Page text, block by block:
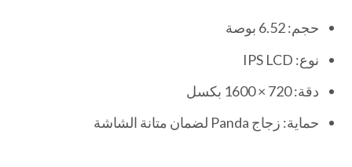
حجم: 6.52 بوصة
نوع: IPS LCD
دقة: 720 × 1600 بكسل
حماية: زجاج Panda لضمان متانة الشاشة